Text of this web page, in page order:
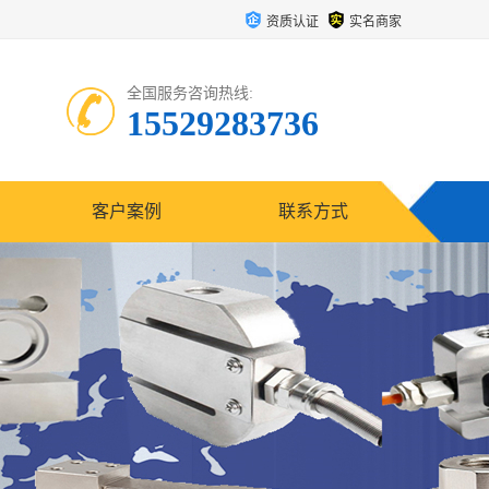
资质认证 实名商家
全国服务咨询热线:
15529283736
客户案例 联系方式